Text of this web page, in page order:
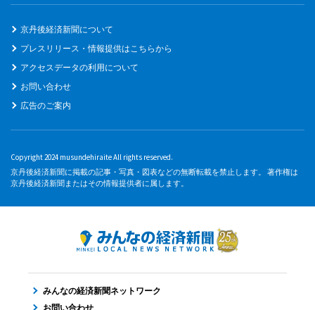
京丹後経済新聞について
プレスリリース・情報提供はこちらから
アクセスデータの利用について
お問い合わせ
広告のご案内
Copyright 2024 musundehiraite All rights reserved.
京丹後経済新聞に掲載の記事・写真・図表などの無断転載を禁止します。 著作権は
京丹後経済新聞またはその情報提供者に属します。
みんなの経済新聞ネットワーク
お問い合わせ